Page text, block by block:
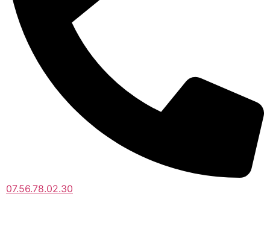
07.56.78.02.30